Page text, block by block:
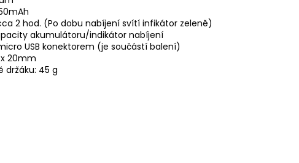
2 hod. (Po dobu nabíjení svítí infikátor zeleně)
akumulátoru/indikátor nabíjení
USB konektorem (je součástí balení)
20mm
45 g